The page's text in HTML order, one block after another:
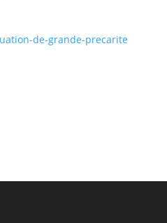
de-grande-precarite